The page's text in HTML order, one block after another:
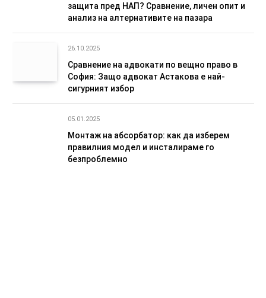
защита пред НАП? Сравнение, личен опит и
анализ на алтернативите на пазара
26.10.2025
Сравнение на адвокати по вещно право в
София: Защо адвокат Астакова е най-
сигурният избор
05.01.2025
Монтаж на абсорбатор: как да изберем
правилния модел и инсталираме го
безпроблемно